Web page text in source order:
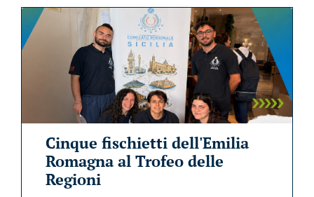
Cinque fischietti dell'Emilia
Romagna al Trofeo delle
Regioni